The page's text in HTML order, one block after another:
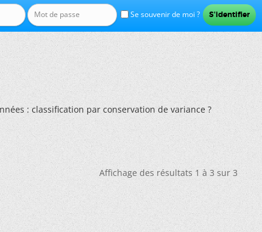
Se souvenir de moi ?
: classification par conservation de variance ?
Affichage des résultats 1 à 3 sur 3